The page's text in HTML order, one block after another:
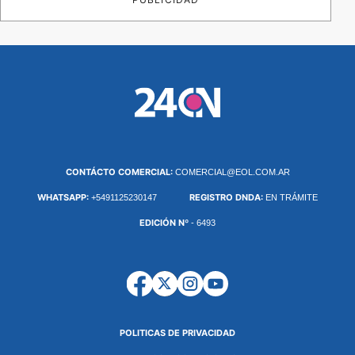
CONTÁCTO COMERCIAL: COMERCIAL@EOL.COM.AR
WHATSAPP: +5491125230147 REGISTRO DNDA: EN TRÁMITE
EDICIÓN Nº - 6493
POLITICAS DE PRIVACIDAD